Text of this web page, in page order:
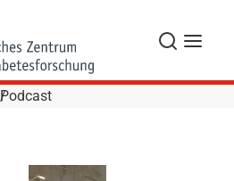
Suche
Podcast